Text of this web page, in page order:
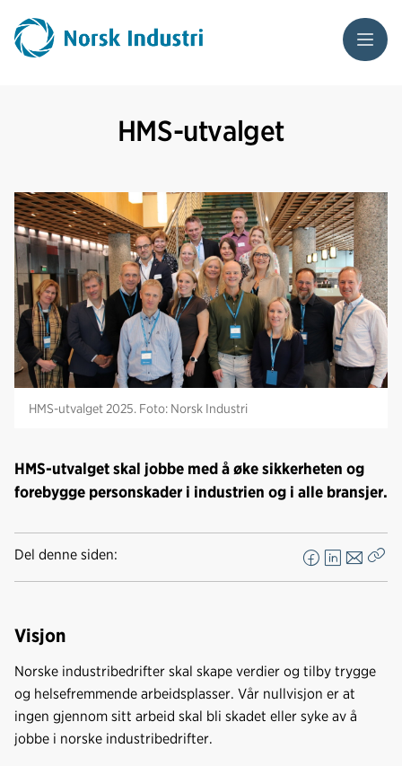
Meny
HMS-utvalget
HMS-utvalget 2025. Foto: Norsk Industri
HMS-utvalget skal jobbe med å øke sikkerheten og
forebygge personskader i industrien og i alle bransjer.
Del denne siden:
F
o
o
k
L
d
n
E
t
Visjon
Norske industribedrifter skal skape verdier og tilby trygge
og helsefremmende arbeidsplasser. Vår nullvisjon er at
ingen gjennom sitt arbeid skal bli skadet eller syke av å
jobbe i norske industribedrifter.